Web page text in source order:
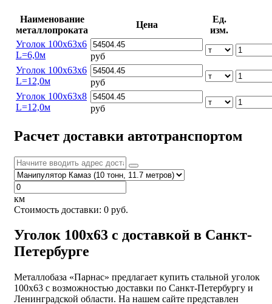
Наименование
металлопроката
Цена
Ед.
изм.
Уголок 100х63х6
L=6,0м
руб
Уголок 100х63х6
L=12,0м
руб
Уголок 100х63х8
L=12,0м
руб
Расчет доставки автотранспортом
км
Стоимость доставки: 0 руб.
Уголок 100х63 с доставкой в Санкт-
Петербурге
Металлобаза «Парнас» предлагает купить стальной уголок
100х63 с возможностью доставки по Санкт-Петербургу и
Ленинградской области. На нашем сайте представлен